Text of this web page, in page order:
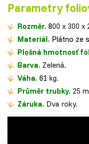
Parametry
Rozměr. 800 x 300 x
Materiál. Plátno ze
Plošná hmotnosť
Barva. Zelená.
Váha. 61 kg.
Průměr trubky. 25
Záruka. Dva roky.